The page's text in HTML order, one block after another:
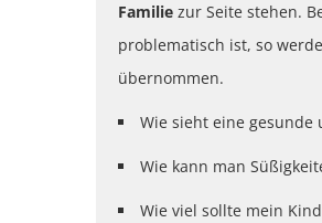
Familie zur Seite stehen.
problematisch ist, so
übernommen.
Wie sieht eine gesunde
Wie kann man
Wie viel sollte mein